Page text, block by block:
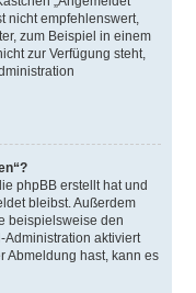
nicht empfehlenswert,
zum Beispiel in einem
zur Verfügung steht,
phpBB erstellt hat und
bleibst. Außerdem
beispielsweise den
Administration aktiviert
Abmeldung hast, kann es